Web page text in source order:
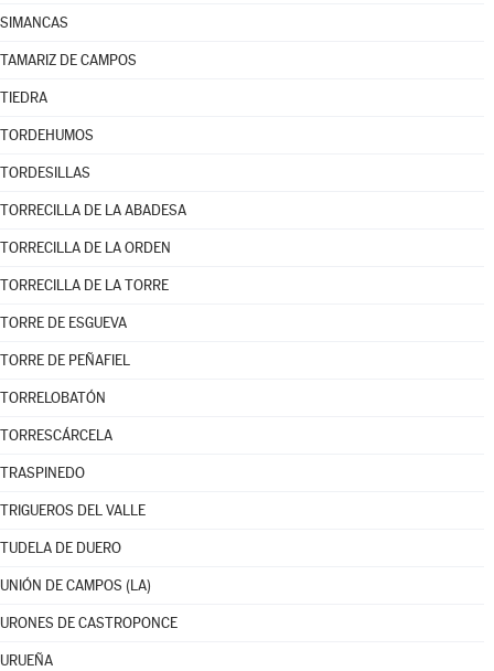
SIMANCAS
TAMARIZ DE CAMPOS
TIEDRA
TORDEHUMOS
TORDESILLAS
TORRECILLA DE LA ABADESA
TORRECILLA DE LA ORDEN
TORRECILLA DE LA TORRE
TORRE DE ESGUEVA
TORRE DE PEÑAFIEL
TORRELOBATÓN
TORRESCÁRCELA
TRASPINEDO
TRIGUEROS DEL VALLE
TUDELA DE DUERO
UNIÓN DE CAMPOS (LA)
URONES DE CASTROPONCE
URUEÑA